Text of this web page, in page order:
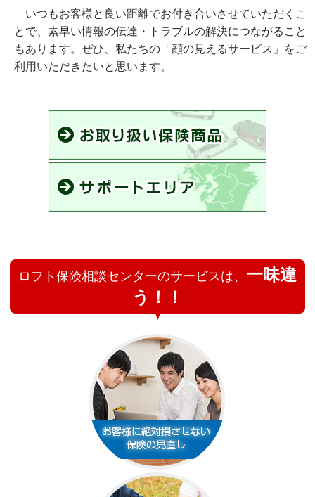
いつもお客様と良い距離でお付き合いさせていただくこ
とで、素早い情報の伝達・トラブルの解決につながること
もあります。ぜひ、私たちの「顔の見えるサービス」をご
利用いただきたいと思います。
ロフト保険相談センターのサービスは、 一味違
う！！